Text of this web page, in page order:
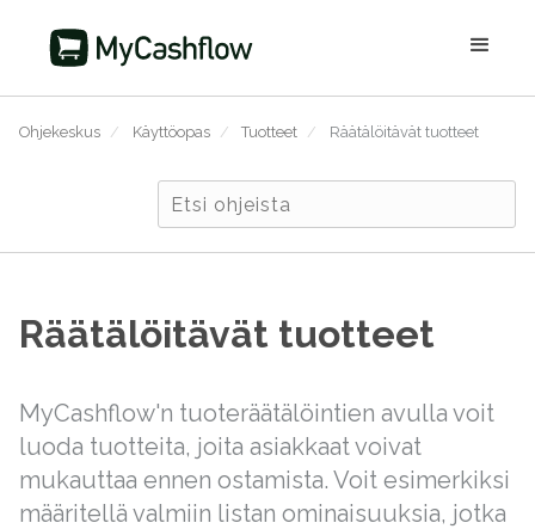
Ohjekeskus / Käyttöopas / Tuotteet / Räätälöitävät tuotteet
Räätälöitävät tuotteet
MyCashflow'n tuoteräätälöintien avulla voit
luoda tuotteita, joita asiakkaat voivat
mukauttaa ennen ostamista. Voit esimerkiksi
määritellä valmiin listan ominaisuuksia, jotka